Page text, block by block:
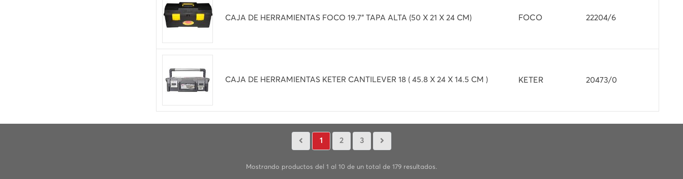
CAJA DE HERRAMIENTAS FOCO 19.7" TAPA ALTA (50 X 21 X 24 CM) FOCO 22204/6
CAJA DE HERRAMIENTAS KETER CANTILEVER 18 ( 45.8 X 24 X 14.5 CM ) KETER 20473/0
1 2 3
Mostrando productos del 1 al 10 de un total de 179 resultados.